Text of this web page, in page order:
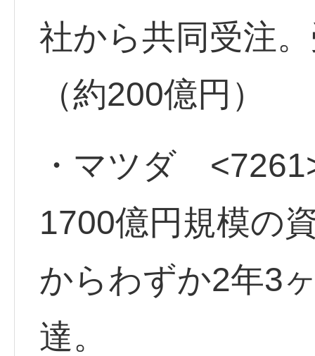
社から共同受注
（約200億円）
・マツダ
1700億円規模の
からわずか2年3
達。